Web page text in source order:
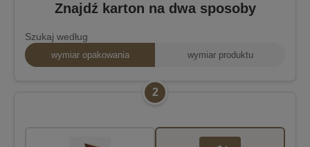
Znajdź karton na dwa sposoby
Szukaj według
wymiar opakowania wymiar produktu
2